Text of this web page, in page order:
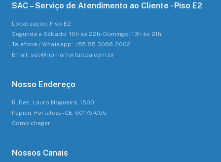
SAC – Serviço de Atendimento ao Cliente - Piso E2
Localização: Piso E2
Segunda a Sábado: 10h às 22h - Domingo: 13h às 21h
Telefone / Whatsapp: +55 85 3066-2002
Email: sac@riomarfortaleza.com.br
Nosso Endereço
R. Des. Lauro Nogueira, 1500
Papicu, Fortaleza - CE, 60175-055
Como chegar
Nossos Canais